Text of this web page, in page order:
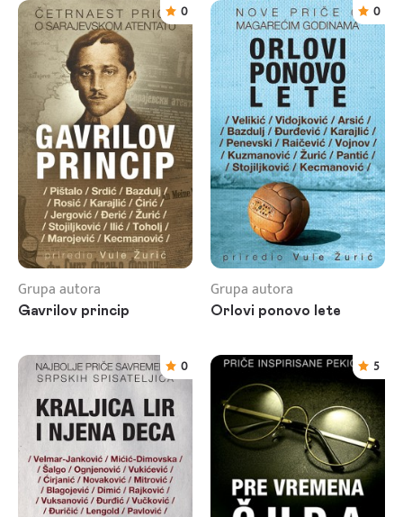
0
Grupa autora
Gavrilov princip
0
Grupa autora
Orlovi ponovo lete
0 5